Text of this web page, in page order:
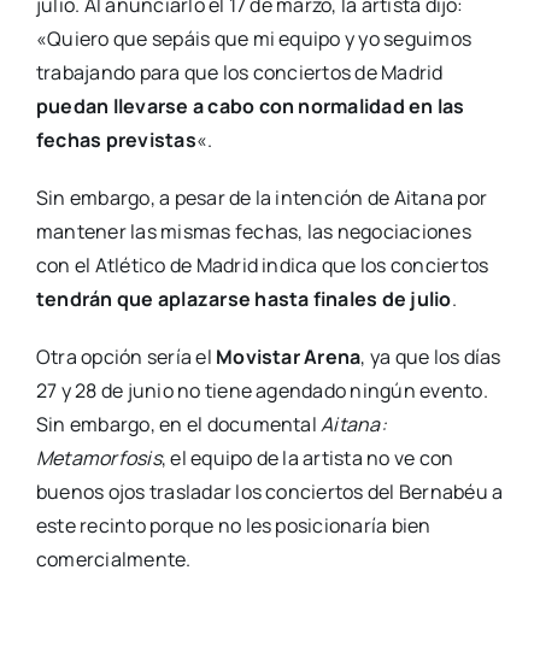
«Quiero que sepáis que mi equipo y yo seguimos
trabajando para que los conciertos de Madrid
puedan llevarse a cabo con normalidad en las
fechas previstas«.
Sin embargo, a pesar de la intención de Aitana por
mantener las mismas fechas, las negociaciones
con el Atlético de Madrid indica que los conciertos
tendrán que aplazarse hasta finales de julio.
Otra opción sería el Movistar Arena, ya que los días
27 y 28 de junio no tiene agendado ningún evento.
Sin embargo, en el documentalAitana:
Metamorfosis, el equipo de la artista no ve con
buenos ojos trasladar los conciertos del Bernabéu a
este recinto porque no les posicionaría bien
comercialmente.